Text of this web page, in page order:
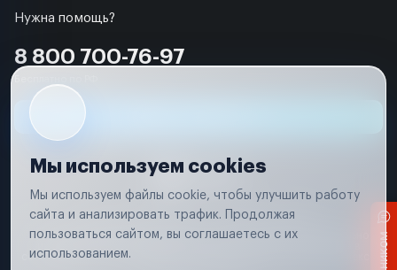
Нужна помощь?
8 800 700-76-97
Условия использования
Удаление аккаунта
Вся информация, представленная на сайте, носит исключительно
соответствии с положениями статьи 437 (п. 2) Гражданского кодекса
Мы используем cookies
Мы используем файлы cookie, чтобы улучшить работу
сайта и анализировать трафик. Продолжая
пользоваться сайтом, вы соглашаетесь с их
использованием.